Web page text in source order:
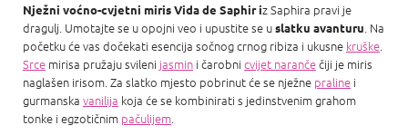
Nježni voćno-cvjetni miris Vida de Saphir iz Saphira pravi je
dragulj. Umotajte se u opojni veo i upustite se uslatku avanturu. Na
početku će vas dočekati esencija sočnog crnog ribiza i ukusne kruške.
Srce mirisa pružaju svileni jasmin i čarobni cvijet narančečiji je miris
naglašen irisom. Za slatko mjesto pobrinut će se nježne praline i
gurmanska vanilija koja će se kombinirati s jedinstvenim grahom
tonke i egzotičnim pačulijem.